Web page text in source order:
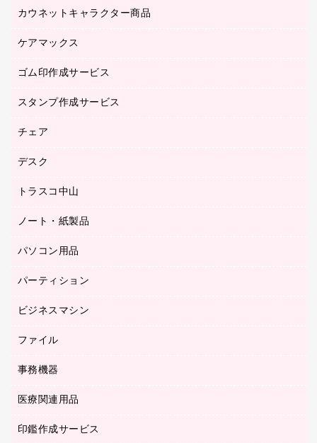
ブラウス・シャツ
ペット用品
倉庫収納用品
台車・脚立
梱包用テープ
梱包用品
防災用品
養生用品
カウネットキャラクター商品
カウネットキャラクター商品
ケアマックス
医療・介護用品（食品・飲料・食添製品）
ゴム印作成サービス
ゴム印作成サービス
スタンプ作成サービス
カウネットスタンプ作成サービス
チェア
オフィスチェア
ミーティングチェア
デスク
カウンター
デスク
トラスコ中山
建築・作業用品
研究・環境管理用品
ノート・紙製品
ノート
伝票
典礼用品
帳簿
慶弔用品
パソコン用品
キーボード／テンキー
スマートフォン／モバイル周辺機器
ディスプレイモニター
ネットワーク／ＬＡＮアクセサリー
パソコンバッグ／収納用品
パーティション
パーティション
ホワイトボード・黒板
ビジネスマシン
インクジェットプリンタ／複合機
コピー機
デジタルカメラ
ファクシミリ
ファイル
その他ファイル
カードケース
クリヤーブック（固定式）
事務機器
シュレッダ
タイムカード
医療関連用品
介護用品
印鑑作成サービス